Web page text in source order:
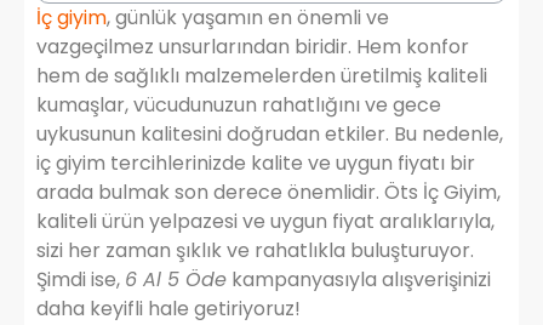
İç giyim, günlük yaşamın en önemli ve
vazgeçilmez unsurlarından biridir. Hem konfor
hem de sağlıklı malzemelerden üretilmiş kaliteli
kumaşlar, vücudunuzun rahatlığını ve gece
uykusunun kalitesini doğrudan etkiler. Bu nedenle,
iç giyim tercihlerinizde kalite ve uygun fiyatı bir
arada bulmak son derece önemlidir. Öts İç Giyim,
kaliteli ürün yelpazesi ve uygun fiyat aralıklarıyla,
sizi her zaman şıklık ve rahatlıkla buluşturuyor.
Şimdi ise, 6 Al 5 Öde kampanyasıyla alışverişinizi
daha keyifli hale getiriyoruz!